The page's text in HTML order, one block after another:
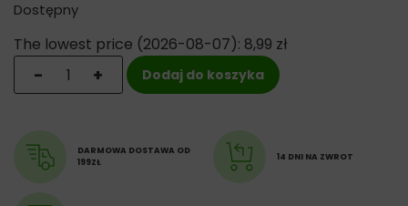
Tłuszcz: 1,3%,
Surowy popiół: 2%,
Włókno surowe: 0,1%,
Wilgotność: 65%.
Dostępny
The lowest price (2026-08-07): 8,99 zł
ilość Moonlight Dinner Filet z Kurczaka - przysmak dla
+
- Dodaj do koszyka
DARMOWA DOSTAWA OD
199ZŁ
14 DNI NA ZWROT